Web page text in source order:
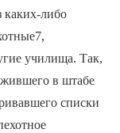
каких-либо
училища. Так,
в штабе
списки